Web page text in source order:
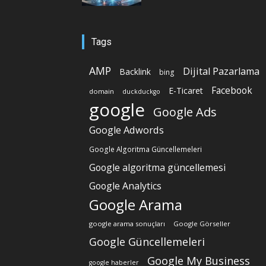
Tags
AMP Backlink bing Dijital Pazarlama
domain duckduckgo E-Ticaret Facebook
google Google Ads
Google Adwords
Google Algoritma Güncellemeleri
Google algoritma güncellemesi
Google Analytics
Google Arama
google arama sonuçları Google Görseller
Google Güncellemeleri
google haberler Google My Business